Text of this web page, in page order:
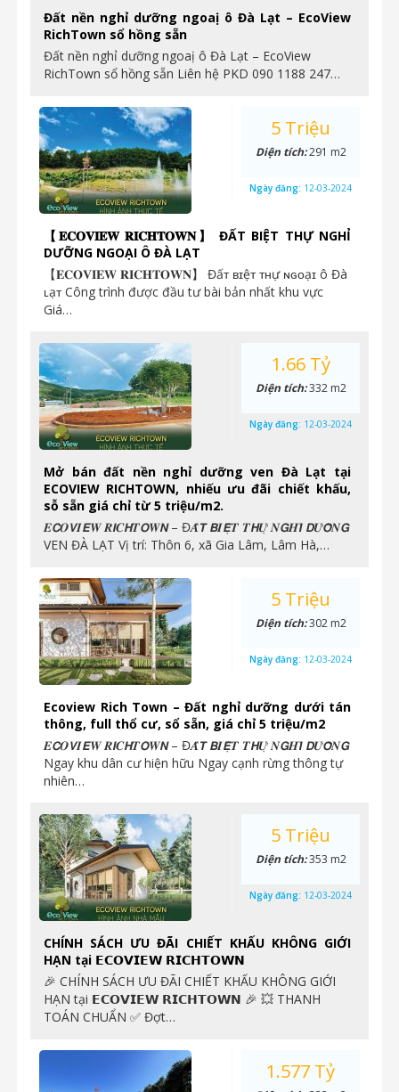
Đất nền nghỉ dưỡng ngoaị ô Đà Lạt – EcoView
RichTown sổ hồng sẵn
Đất nền nghỉ dưỡng ngoaị ô Đà Lạt – EcoView
RichTown sổ hồng sẵn Liên hệ PKD 090 1188 247…
【𝐄𝐂𝐎𝐕𝐈𝐄𝐖 𝐑𝐈𝐂𝐇𝐓𝐎𝐖𝐍】 ĐẤT BIỆT THỰ NGHỈ
DƯỠNG NGOẠI Ô ĐÀ LẠT
【𝐄𝐂𝐎𝐕𝐈𝐄𝐖 𝐑𝐈𝐂𝐇𝐓𝐎𝐖𝐍】 Đấᴛ ʙɪệᴛ ᴛʜự ɴɢᴏạɪ ô Đà
ʟạᴛ Công trình được đầu tư bài bản nhất khu vực
Giá…
5 Triệu
Diện tích:291 m2
Ngày đăng: 12-03-2024
Mở bán đất nền nghỉ dưỡng ven Đà Lạt tại
ECOVIEW RICHTOWN, nhiếu ưu đãi chiết khấu,
sỗ sẵn giá chỉ từ 5 triệu/m2.
𝑬𝘾𝑶𝙑𝑰𝙀𝑾 𝑹𝙄𝑪𝙃𝑻𝙊𝑾𝙉 – Đ𝑨̂́𝙏 𝘽𝑰𝙀̣̂𝑻 𝑻𝙃𝑼̛̣ 𝑵𝙂𝑯𝙄̉ 𝘿𝑼̛𝙊̛̃𝑵𝙂
VEN ĐÀ LẠT Vị trí: Thôn 6, xã Gia Lâm, Lâm Hà,…
1.66 Tỷ
Diện tích:332 m2
Ngày đăng: 12-03-2024
Ecoview Rich Town – Đất nghỉ dưỡng dưới tán
thông, full thổ cư, sổ sẵn, giá chỉ 5 triệu/m2
𝑬𝘾𝑶𝙑𝑰𝙀𝑾 𝑹𝙄𝑪𝙃𝑻𝙊𝑾𝙉 – Đ𝑨̂́𝙏 𝘽𝑰𝙀̣̂𝑻 𝑻𝙃𝑼̛̣ 𝑵𝙂𝑯𝙄̉ 𝘿𝑼̛𝙊̛̃𝑵𝙂
Ngay khu dân cư hiện hữu Ngay cạnh rừng thông tự
nhiên…
5 Triệu
Diện tích:302 m2
Ngày đăng: 12-03-2024
CHÍNH SÁCH ƯU ĐÃI CHIẾT KHẤU KHÔNG GIỚI
HẠN tại 𝗘𝗖𝗢𝗩𝗜𝗘𝗪 𝗥𝗜𝗖𝗛𝗧𝗢𝗪𝗡
🎉 CHÍNH SÁCH ƯU ĐÃI CHIẾT KHẤU KHÔNG GIỚI
HẠN tại 𝗘𝗖𝗢𝗩𝗜𝗘𝗪 𝗥𝗜𝗖𝗛𝗧𝗢𝗪𝗡 🎉 ️💥 THANH
TOÁN CHUẨN ✅ Đợt…
5 Triệu
Diện tích:353 m2
Ngày đăng: 12-03-2024
1.577 Tỷ